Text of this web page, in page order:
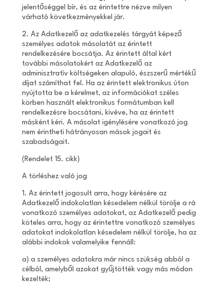
jelentőséggel bír, és az érintettre nézve milyen
várható következményekkel jár.
2. Az Adatkezelő az adatkezelés tárgyát képező
személyes adatok másolatát az érintett
rendelkezésére bocsátja. Az érintett által kért
további másolatokért az Adatkezelő az
adminisztratív költségeken alapuló, észszerű mértékű
díjat számíthat fel. Ha az érintett elektronikus úton
nyújtotta be a kérelmet, az információkat széles
körben használt elektronikus formátumban kell
rendelkezésre bocsátani, kivéve, ha az érintett
másként kéri. A másolat igénylésére vonatkozó jog
nem érintheti hátrányosan mások jogait és
szabadságait.
(Rendelet 15. cikk)
A törléshez való jog
1. Az érintett jogosult arra, hogy kérésére az
Adatkezelő indokolatlan késedelem nélkül törölje a rá
vonatkozó személyes adatokat, az Adatkezelő pedig
köteles arra, hogy az érintettre vonatkozó személyes
adatokat indokolatlan késedelem nélkül törölje, ha az
alábbi indokok valamelyike fennáll:
a) a személyes adatokra már nincs szükség abból a
célból, amelyből azokat gyűjtötték vagy más módon
kezelték;